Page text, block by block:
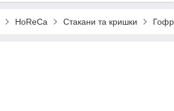
HoReCa Стакани та кришки